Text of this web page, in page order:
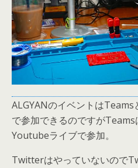
ALGYANのイベントは
で参加できるのですが
Youtubeライブで参加。
Twitterはやっていないので